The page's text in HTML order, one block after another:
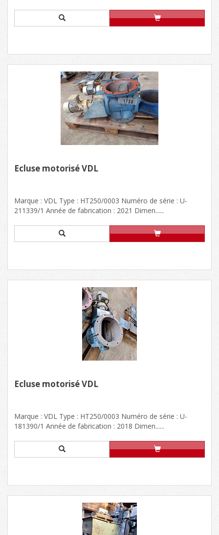
Ecluse motorisé VDL
Marque : VDL Type : HT250/0003 Numéro de série : U-
211339/1 Année de fabrication : 2021 Dimen......
Ecluse motorisé VDL
Marque : VDL Type : HT250/0003 Numéro de série : U-
181390/1 Année de fabrication : 2018 Dimen......